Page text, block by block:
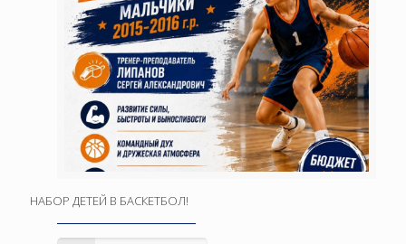
НАБОР ДЕТЕЙ В БАСКЕТБОЛ!